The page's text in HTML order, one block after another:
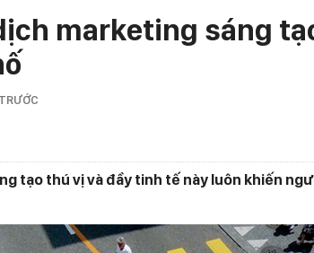
marketing sáng
tạo thú vị và đầy tinh tế này luôn khiến